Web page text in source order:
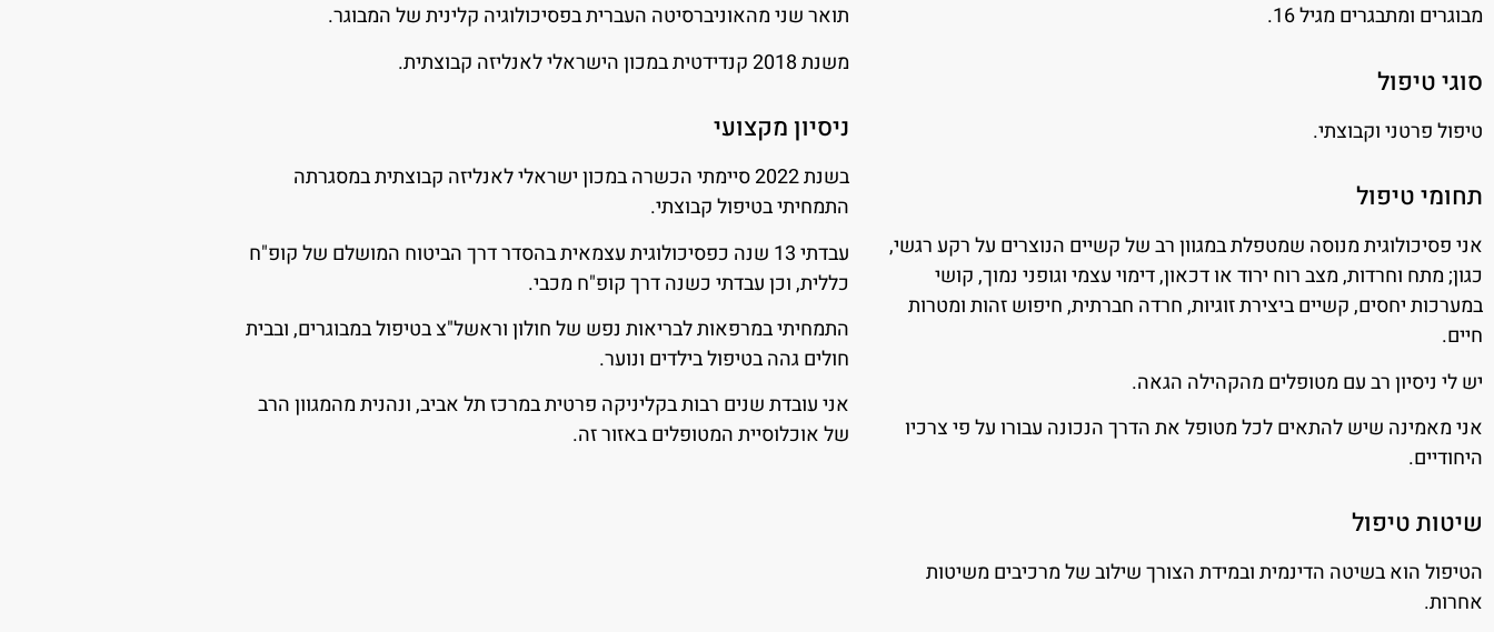
מבוגרים ומתבגרים מגיל 16.
סוגי טיפול
טיפול פרטני וקבוצתי.
תחומי טיפול
אני פסיכולוגית מנוסה שמטפלת במגוון רב של קשיים הנוצרים על רקע רגשי,
כגון; מתח וחרדות, מצב רוח ירוד או דכאון, דימוי עצמי וגופני נמוך, קושי
במערכות יחסים, קשיים ביצירת זוגיות, חרדה חברתית, חיפוש זהות ומטרות
חיים.
יש לי ניסיון רב עם מטופלים מהקהילה הגאה.
אני מאמינה שיש להתאים לכל מטופל את הדרך הנכונה עבורו על פי צרכיו
היחודיים.
שיטות טיפול
הטיפול הוא בשיטה הדינמית ובמידת הצורך שילוב של מרכיבים משיטות
אחרות.
תואר שני מהאוניברסיטה העברית בפסיכולוגיה קלינית של המבוגר.
משנת 2018 קנדידטית במכון הישראלי לאנליזה קבוצתית.
ניסיון מקצועי
בשנת 2022 סיימתי הכשרה במכון ישראלי לאנליזה קבוצתית במסגרתה
התמחיתי בטיפול קבוצתי.
עבדתי 13 שנה כפסיכולוגית עצמאית בהסדר דרך הביטוח המושלם של קופ"ח
כללית, וכן עבדתי כשנה דרך קופ"ח מכבי.
התמחיתי במרפאות לבריאות נפש של חולון וראשל"צ בטיפול במבוגרים, ובבית
חולים גהה בטיפול בילדים ונוער.
אני עובדת שנים רבות בקליניקה פרטית במרכז תל אביב, ונהנית מהמגוון הרב
של אוכלוסיית המטופלים באזור זה.